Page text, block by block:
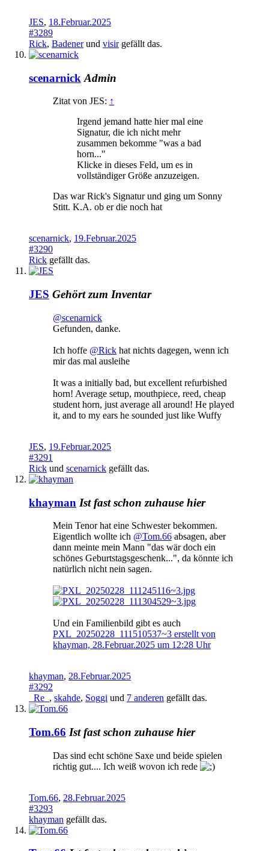
JES, 18.Februar.2025
#3289
Rick, Badenerund visirgefällt das.
scenarnick Admin
Zitat von JES: ↑
Irgend jemand hatte hier mal eine
Signatur, die ich nicht mehr
zusammen bekomme "was a bad
horn..."
Klicke in dieses Feld, um es in
vollständiger Größe anzuzeigen.
Das war Rick's Signatur und ging um Sonny
Stitt. K.A. ob er die noch hat
scenarnick, 19.Februar.2025
#3290
Rick gefällt das.
JES Gehört zum Inventar
@scenarnick
Gefunden, danke.
Ich hoffe @Rick hat nichts dagegen, wenn ich
mir das mal ausleihe
It was a initially bad, but excellent refurbished
horn! Average setup, mouthpiece, reed, cheap
student horn, just average all around! He played
it, and to my ears he sounded just like Wuffy
JES, 19.Februar.2025
#3291
Rick und scenarnick gefällt das.
khayman Ist fast schon zuhause hier
Mein Tenor hat eine Schwester bekommen.
Eigentlich wollte ich @Tom.66 absagen, aber
dann meinte mein Mann "das wär doch ein
schönes Geburtstagsgeschenk...", da könnte ich
natürlich nicht nein sagen.
Und ein Familienbild gibt es auch
PXL_20250228_111510537~3 erstellt von
khayman, 28.Februar.2025 um 12:28 Uhr
khayman, 28.Februar.2025
#3292
_Re_ , skahde, Soggi und 7 anderen gefällt das.
Tom.66 Ist fast schon zuhause hier
Das sind echt schöne Saxe und beide spielen
richtig gut.... Ich weiß wovon ich rede
Tom.66, 28.Februar.2025
#3293
khayman gefällt das.